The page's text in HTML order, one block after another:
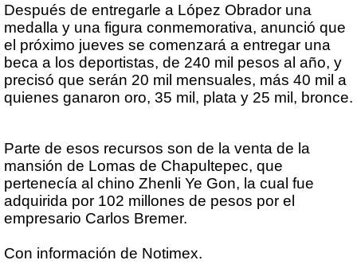
Después de entregarle a López Obrador una
medalla y una figura conmemorativa, anunció que
el próximo jueves se comenzará a entregar una
beca a los deportistas, de 240 mil pesos al año, y
precisó que serán 20 mil mensuales, más 40 mil a
quienes ganaron oro, 35 mil, plata y 25 mil, bronce.
Parte de esos recursos son de la venta de la
mansión de Lomas de Chapultepec, que
pertenecía al chino Zhenli Ye Gon, la cual fue
adquirida por 102 millones de pesos por el
empresario Carlos Bremer.
Con información de Notimex.